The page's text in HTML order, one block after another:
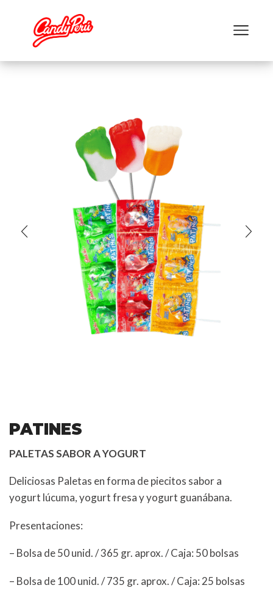
PATINES
PALETAS SABOR A YOGURT
Deliciosas Paletas en forma de piecitos sabor a
yogurt lúcuma, yogurt fresa y yogurt guanábana.
Presentaciones:
– Bolsa de 50 unid. / 365 gr. aprox. / Caja: 50 bolsas
– Bolsa de 100 unid. / 735 gr. aprox. / Caja: 25 bolsas